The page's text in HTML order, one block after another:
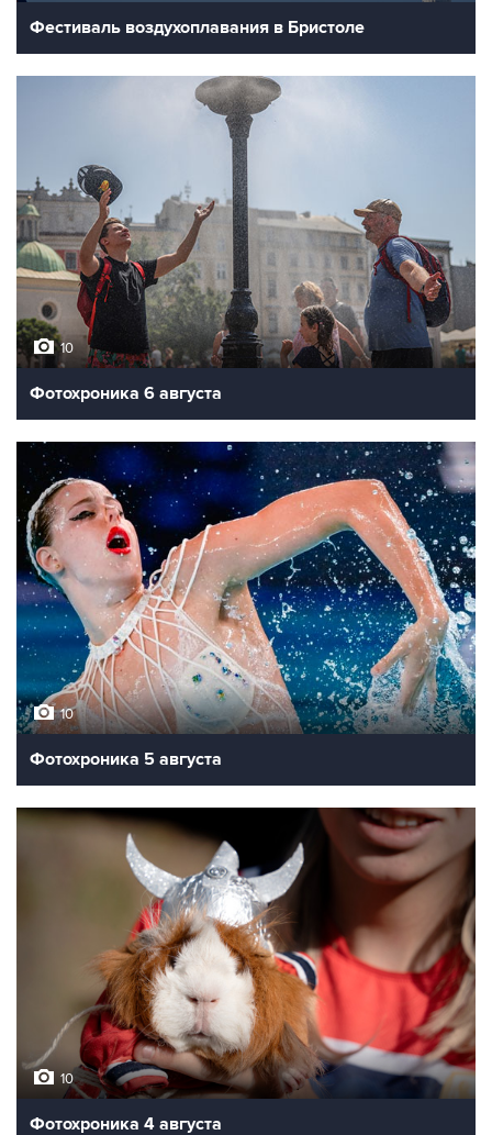
Фестиваль воздухоплавания в Бристоле
10
Фотохроника 6 августа
10
Фотохроника 5 августа
10
Фотохроника 4 августа